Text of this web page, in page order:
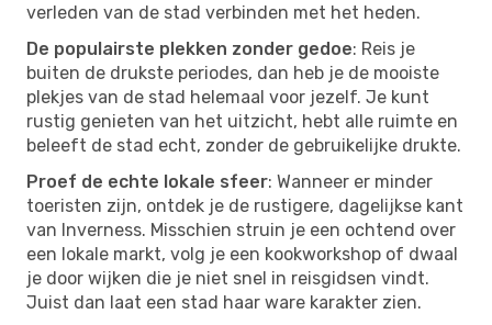
verleden van de stad verbinden met het heden.
De populairste plekken zonder gedoe: Reis je
buiten de drukste periodes, dan heb je de mooiste
plekjes van de stad helemaal voor jezelf. Je kunt
rustig genieten van het uitzicht, hebt alle ruimte en
beleeft de stad echt, zonder de gebruikelijke drukte.
Proef de echte lokale sfeer: Wanneer er minder
toeristen zijn, ontdek je de rustigere, dagelijkse kant
van Inverness. Misschien struin je een ochtend over
een lokale markt, volg je een kookworkshop of dwaal
je door wijken die je niet snel in reisgidsen vindt.
Juist dan laat een stad haar ware karakter zien.